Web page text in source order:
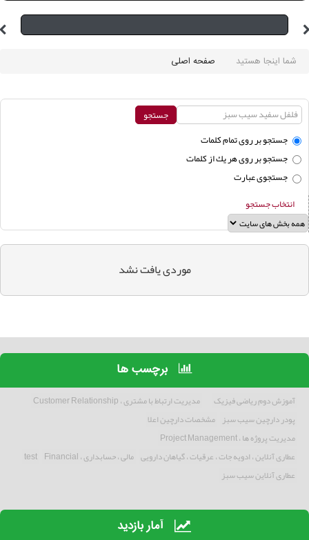
شما اینجا هستید صفحه اصلی
جستجو بر روی تمام كلمات
جستجو بر روی هر يك از كلمات
جستجوی عبارت
انتخاب جستجو
موردی يافت نشد
برچسب ها
آموزش دوم ریاضی فیزیک
مدیریت ارتباط با مشتری ، Customer Relationship
پودر دارچین سیب سبز مشخصات دارچین اعلا
مدیریت پروژه ها ، Project Management
عطاری آنلاین ، ادویه جات ، عرقیات ، گیاهان دارویی مالی ، حسابداری ، Financial
test
عطاری آنلاین سیب سبز
آمار بازدید